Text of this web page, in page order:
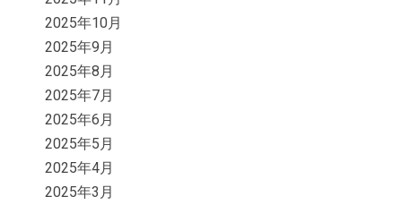
2025年10月
2025年9月
2025年8月
2025年7月
2025年6月
2025年5月
2025年4月
2025年3月